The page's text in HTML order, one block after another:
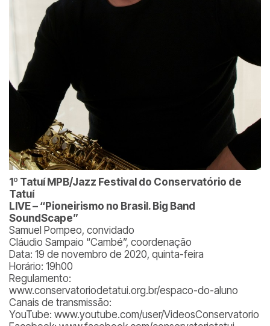
1º Tatuí MPB/Jazz Festival do Conservatório de
Tatuí
LIVE – “Pioneirismo no Brasil. Big Band
SoundScape”
Samuel Pompeo, convidado
Cláudio Sampaio “Cambé”, coordenação
Data: 19 de novembro de 2020, quinta-feira
Horário: 19h00
Regulamento:
www.conservatoriodetatui.org.br/espaco-do-aluno
Canais de transmissão:
YouTube: www.youtube.com/user/VideosConservatorio